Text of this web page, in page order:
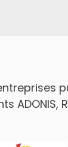
ADONIS,